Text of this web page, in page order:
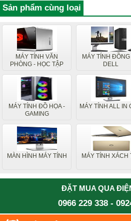
Sản phẩm cùng loại
MÁY TÍNH VĂN
PHÒNG - HỌC TẬP
MÁY TÍNH ĐỒNG
DELL
MÁY TÍNH ĐỒ HỌA -
GAMING
MÁY TÍNH ALL IN
MÀN HÌNH MÁY TÍNH MÁY TÍNH XÁCH
ĐẶT MUA QUA
0966 229 338 -